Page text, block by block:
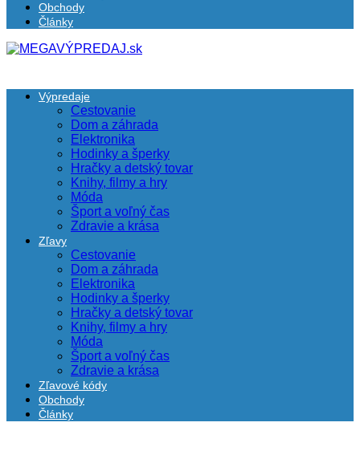
Obchody
Články
Výpredaje
Cestovanie
Dom a záhrada
Elektronika
Hodinky a šperky
Hračky a detský tovar
Knihy, filmy a hry
Móda
Šport a voľný čas
Zdravie a krása
Zľavy
Cestovanie
Dom a záhrada
Elektronika
Hodinky a šperky
Hračky a detský tovar
Knihy, filmy a hry
Móda
Šport a voľný čas
Zdravie a krása
Zľavové kódy
Obchody
Články